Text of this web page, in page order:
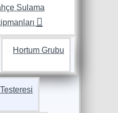
Sulama
Hortum Grubu